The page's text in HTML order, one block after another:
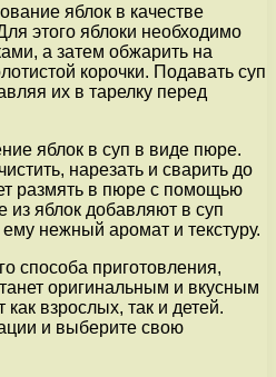
яблок в качестве
этого яблоки необходимо
а затем обжарить на
корочки. Подавать суп
их в тарелку перед
яблок в суп в виде пюре.
нарезать и сварить до
размять в пюре с помощью
яблок добавляют в суп
нежный аромат и текстуру.
способа приготовления,
оригинальным и вкусным
взрослых, так и детей.
и выберите свою